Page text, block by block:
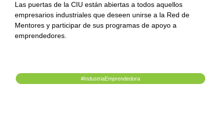
Las puertas de la CIU están abiertas a todos aquellos
empresarios industriales que deseen unirse a la Red de
Mentores y participar de sus programas de apoyo a
emprendedores.
#IndustriaEmprendedora